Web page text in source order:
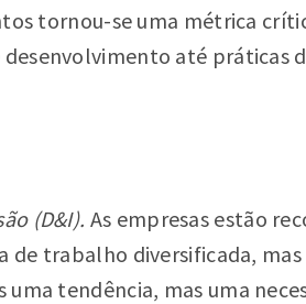
tornou-se uma métrica
até práticas
(D&I). As empresas estão
de trabalho diversificada,
tendência, mas uma